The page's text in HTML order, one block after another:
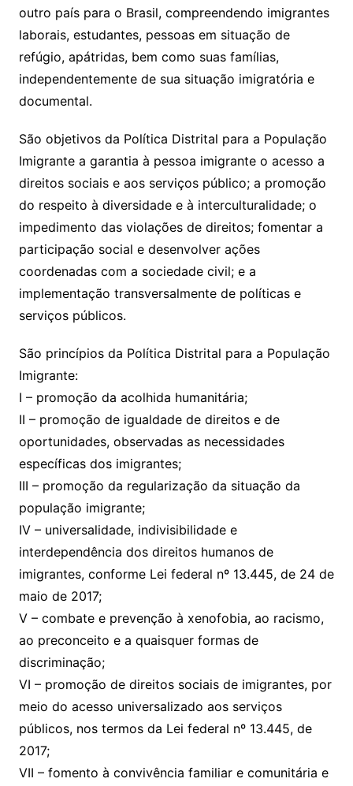
outro país para o Brasil, compreendendo imigrantes
laborais, estudantes, pessoas em situação de
refúgio, apátridas, bem como suas famílias,
independentemente de sua situação imigratória e
documental.
São objetivos da Política Distrital para a População
Imigrante a garantia à pessoa imigrante o acesso a
direitos sociais e aos serviços público; a promoção
do respeito à diversidade e à interculturalidade; o
impedimento das violações de direitos; fomentar a
participação social e desenvolver ações
coordenadas com a sociedade civil; e a
implementação transversalmente de políticas e
serviços públicos.
São princípios da Política Distrital para a População
Imigrante:
I – promoção da acolhida humanitária;
II – promoção de igualdade de direitos e de
oportunidades, observadas as necessidades
específicas dos imigrantes;
III – promoção da regularização da situação da
população imigrante;
IV – universalidade, indivisibilidade e
interdependência dos direitos humanos de
imigrantes, conforme Lei federal nº 13.445, de 24 de
maio de 2017;
V – combate e prevenção à xenofobia, ao racismo,
ao preconceito e a quaisquer formas de
discriminação;
VI – promoção de direitos sociais de imigrantes, por
meio do acesso universalizado aos serviços
públicos, nos termos da Lei federal nº 13.445, de
2017;
VII – fomento à convivência familiar e comunitária e